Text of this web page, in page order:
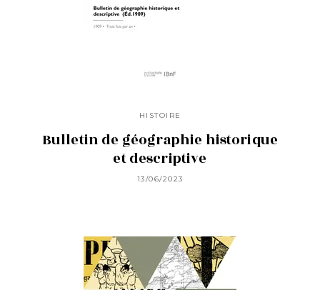
HISTOIRE
Bulletin de géographie historique
et descriptive
13/06/2023